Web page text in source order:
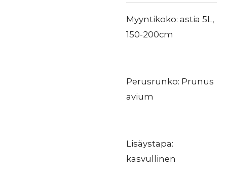
Myyntikoko: astia 5L,
150-200cm
Perusrunko: Prunus
avium
Lisäystapa:
kasvullinen